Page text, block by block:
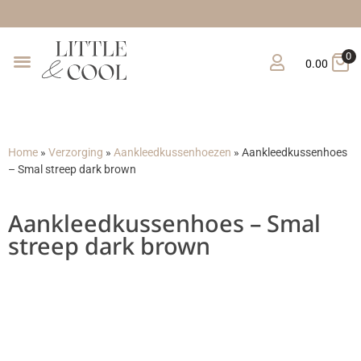
0.00
0
Home » Verzorging » Aankleedkussenhoezen » Aankleedkussenhoes
– Smal streep dark brown
Aankleedkussenhoes – Smal
streep dark brown